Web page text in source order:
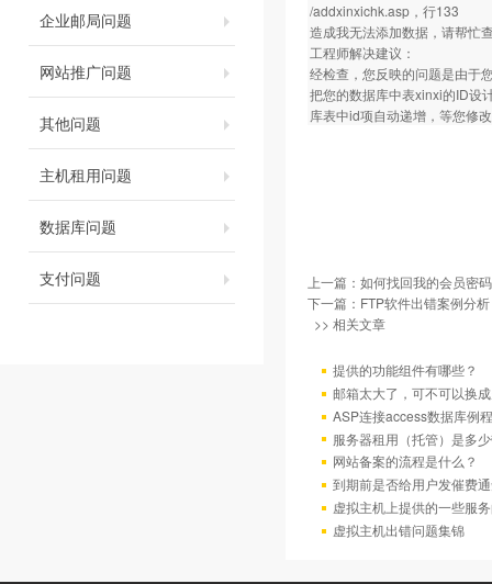
企业邮局问题
网站推广问题
其他问题
主机租用问题
数据库问题
支付问题
/addxinxichk.asp，行133
造成我无法添加数据，请帮忙
工程师解决建议：
经检查，您反映的问题是由于
把您的数据库中表xinxi的ID设
库表中id项自动递增，等您修
上一篇： 如何找回我的会员密
下一篇： FTP软件出错案例分析
>> 相关文章
提供的功能组件有哪些？
邮箱太大了，可不可以换
ASP连接access数据库例程
服务器租用（托管）是多
网站备案的流程是什么？
到期前是否给用户发催费
虚拟主机上提供的一些服
虚拟主机出错问题集锦